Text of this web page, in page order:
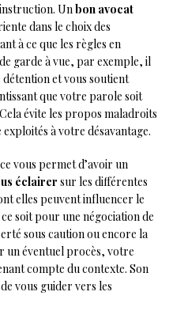
Un bon avocat
dans le choix des
à ce que les règles en
garde à vue, par exemple, il
et vous soutient
que votre parole soit
évite les propos maladroits
à votre désavantage.
vous permet d’avoir un
éclairer sur les différentes
elles peuvent influencer le
soit pour une négociation de
sous caution ou encore la
un éventuel procès, votre
compte du contexte. Son
vous guider vers les